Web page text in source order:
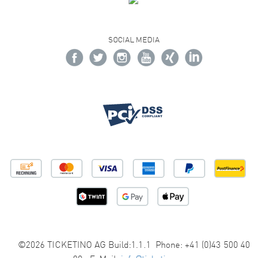
SOCIAL MEDIA
©2026 TICKETINO AG Build:1.1.1 Phone: +41 (0)43 500 40